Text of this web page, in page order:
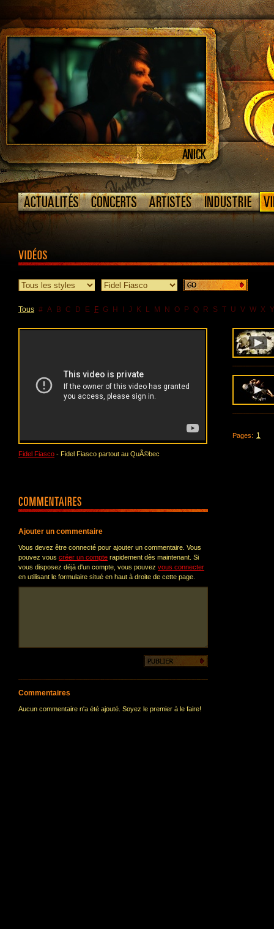
Tous # A B C D E F G H J K L M N O P Q R S T U V W X Y
Fidel Fiasco - Fidel Fiasco partout au QuÃ©bec
Ajouter un commentaire
Vous devez être connecté pour ajouter un commentaire. Vous
pouvez vous créer un compte rapidement dès maintenant. Si
vous disposez déjà d'un compte, vous pouvez vous connecter
en utilisant le formulaire situé en haut à droite de cette page.
Commentaires
Aucun commentaire n'a été ajouté. Soyez le premier à le faire!
Pages: 1